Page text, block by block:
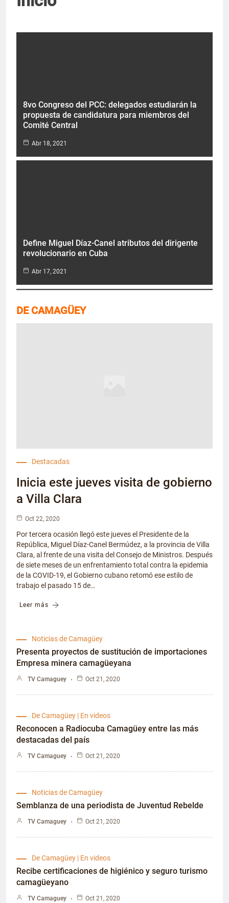
8vo Congreso del PCC: delegados estudiarán la
propuesta de candidatura para miembros del
Comité Central
Abr 18, 2021
Define Miguel Díaz-Canel atributos del dirigente
revolucionario en Cuba
Abr 17, 2021
DE CAMAGÜEY
Destacadas
Inicia este jueves visita de gobierno
a Villa Clara
Oct 22, 2020
Por tercera ocasión llegó este jueves el Presidente de la
República, Miguel Díaz-Canel Bermúdez, a la provincia de Villa
Clara, al frente de una visita del Consejo de Ministros. Después
de siete meses de un enfrentamiento total contra la epidemia
de la COVID-19, el Gobierno cubano retomó ese estilo de
trabajo el pasado 15 de…
Leer más
Noticias de Camagüey
Presenta proyectos de sustitución de importaciones
Empresa minera camagüeyana
TV Camaguey Oct 21, 2020
De Camagüey | En videos
Reconocen a Radiocuba Camagüey entre las más
destacadas del país
TV Camaguey Oct 21, 2020
Noticias de Camagüey
Semblanza de una periodista de Juventud Rebelde
TV Camaguey Oct 21, 2020
De Camagüey | En videos
Recibe certificaciones de higiénico y seguro turismo
camagüeyano
TV Camaguey Oct 21, 2020